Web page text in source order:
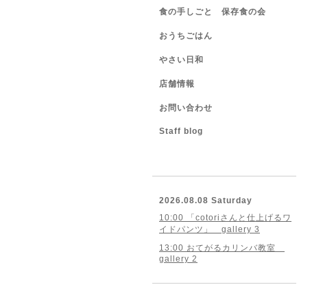
食の手しごと 保存食の会
おうちごはん
やさい日和
店舗情報
お問い合わせ
Staff blog
2026.08.08 Saturday
10:00 「cotoriさんと仕上げるワ
イドパンツ」 gallery 3
13:00 おてがるカリンバ教室
gallery 2